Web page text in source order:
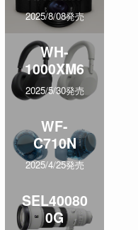
2025/8/08発売
WH-
1000XM6
2025/5/30発売
WF-
C710N
2025/4/25発売
SEL40080
0G